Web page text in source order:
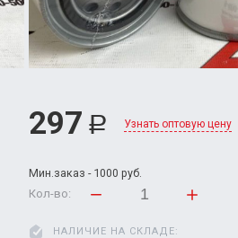
297 Р Узнать оптовую цену
Мин.заказ - 1000 руб.
Кол-во:
НАЛИЧИЕ НА СКЛАДЕ: